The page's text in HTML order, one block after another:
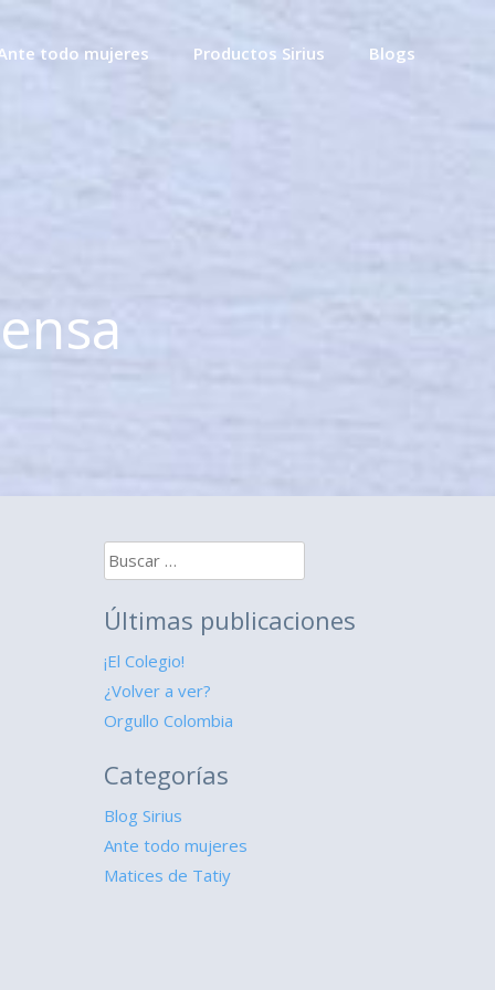
todo mujeres Productos Sirius Blogs
Buscar:
Últimas publicaciones
¡El Colegio!
¿Volver a ver?
Orgullo Colombia
Categorías
Blog Sirius
Ante todo mujeres
Matices de Tatiy